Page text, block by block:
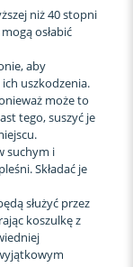
niż 40 stopni
osłabić
aby
uszkodzenia.
może to
tego, suszyć je
suchym i
Składać je
służyć przez
koszulkę z